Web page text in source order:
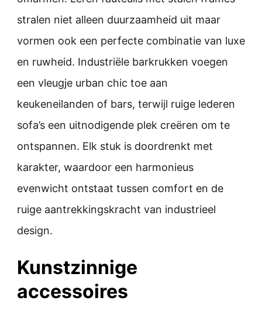
stralen niet alleen duurzaamheid uit maar
vormen ook een perfecte combinatie van luxe
en ruwheid. Industriële barkrukken voegen
een vleugje urban chic toe aan
keukeneilanden of bars, terwijl ruige lederen
sofa’s een uitnodigende plek creëren om te
ontspannen. Elk stuk is doordrenkt met
karakter, waardoor een harmonieus
evenwicht ontstaat tussen comfort en de
ruige aantrekkingskracht van industrieel
design.
Kunstzinnige
accessoires